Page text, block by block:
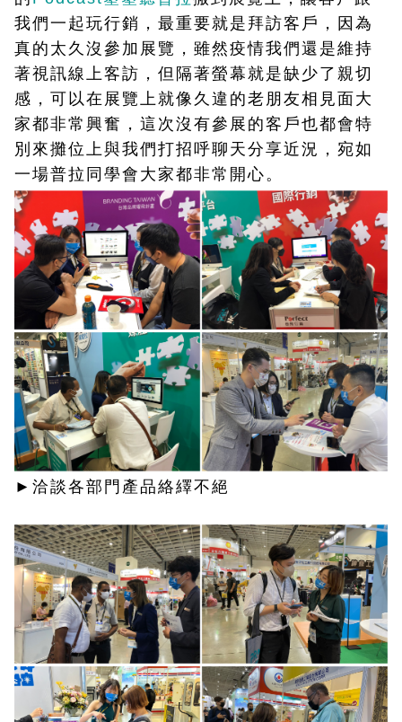
我們一起玩行銷，最重要就是拜訪客戶，因為
真的太久沒參加展覽，雖然疫情我們還是維持
著視訊線上客訪，但隔著螢幕就是缺少了親切
感，可以在展覽上就像久違的老朋友相見面大
家都非常興奮， 這次沒有參展的客戶也都會特
別來攤位上與我們打招呼聊天分享近況，宛如
一場普拉同學會大家都非常開心。
►洽談各部門產品絡繹不絕